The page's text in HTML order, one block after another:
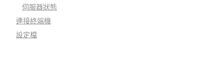
伺服器狀態
連接終端機
設定檔